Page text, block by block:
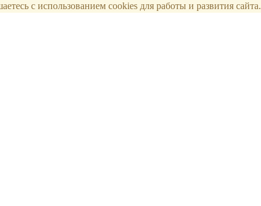
с использованием cookies для работы и развития сайта.